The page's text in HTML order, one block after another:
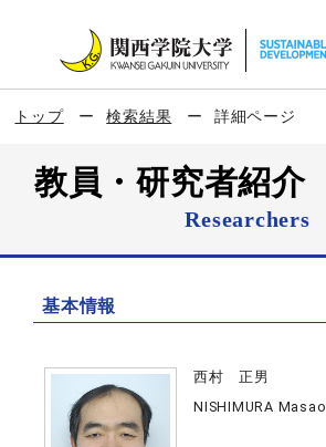
トップ 検索結果 詳細ページ
教員・研究者紹介
Researchers
基本情報
西村 正男
NISHIMURA Masao